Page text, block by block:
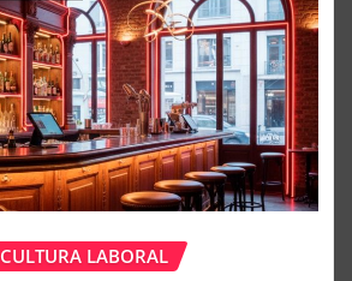
CULTURA LABORAL